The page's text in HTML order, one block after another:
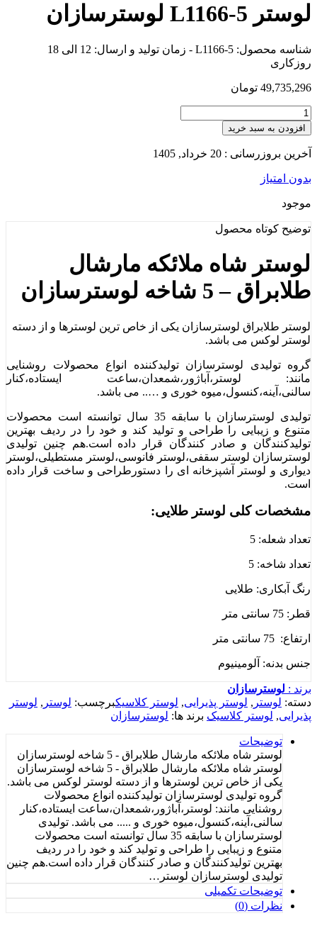
لوستر L1166-5 لوسترسازان
شناسه محصول: L1166-5
- زمان تولید و ارسال: 12 الی 18
روزکاری
49,735,296 تومان
افزودن به سبد خرید
آخرین بروزرسانی : 20 خرداد, 1405
بدون امتیاز
موجود
توضیح کوتاه محصول
لوستر شاه ملائکه مارشال
طلابراق – 5 شاخه لوسترسازان
لوستر طلابراق لوسترسازان یکی از خاص ترین لوسترها و از دسته
لوستر لوکس می باشد.
گروه تولیدی لوسترسازان تولیدکننده انواع محصولات روشنایی
مانند: لوستر،آباژور،شمعدان،ساعت ایستاده،کنار
سالنی،آینه،کنسول،میوه خوری و ….. می باشد.
تولیدی لوسترسازان با سابقه 35 سال توانسته است محصولات
متنوع و زیبایی را طراحی و تولید کند و خود را در ردیف بهترین
تولیدکنندگان و صادر کنندگان قرار داده است.هم چنین تولیدی
لوسترسازان لوستر سقفی،لوستر فانوسی،لوستر مستطیلی،لوستر
دیواری و لوستر آشپزخانه ای را دستورطراحی و ساخت قرار داده
است.
مشخصات کلی لوستر طلایی:
تعداد شعله: 5
تعداد شاخه: 5
رنگ آبکاری: طلایی
قطر: 75 سانتی متر
ارتفاع: 75 سانتی متر
جنس بدنه: آلومینیوم
برند : لوسترسازان
دسته: لوستر , لوستر پذیرایی, لوستر کلاسیکبرچسب: لوستر , لوستر
پذیرایی, لوستر کلاسیک برند ها: لوسترسازان
توضیحات
لوستر شاه ملائکه مارشال طلابراق - 5 شاخه لوسترسازان
لوستر شاه ملائکه مارشال طلابراق - 5 شاخه لوسترسازان
یکی از خاص ترین لوسترها و از دسته لوستر لوکس می باشد.
گروه تولیدی لوسترسازان تولیدکننده انواع محصولات
روشنایی مانند: لوستر،آباژور،شمعدان،ساعت ایستاده،کنار
سالنی،آینه،کنسول،میوه خوری و ..... می باشد. تولیدی
لوسترسازان با سابقه 35 سال توانسته است محصولات
متنوع و زیبایی را طراحی و تولید کند و خود را در ردیف
بهترین تولیدکنندگان و صادر کنندگان قرار داده است.هم چنین
تولیدی لوسترسازان لوستر…
توضیحات تکمیلی
نظرات (0)